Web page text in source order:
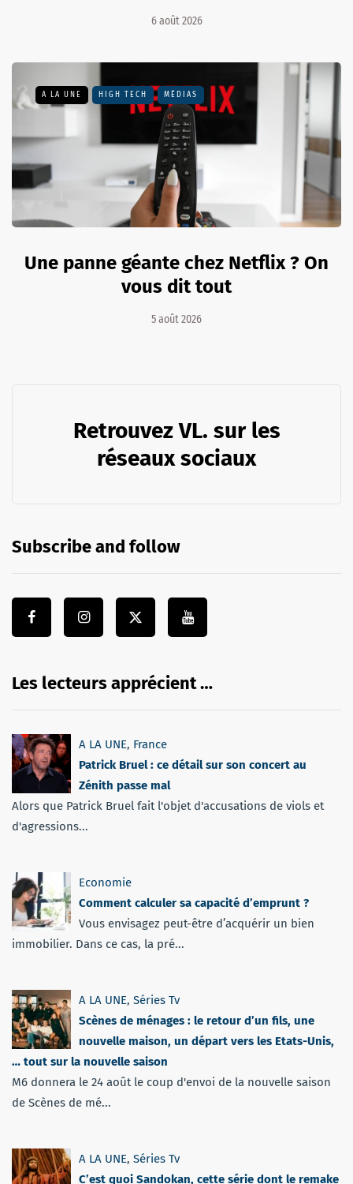
6 août 2026
A LA UNE HIGH TECH MÉDIAS
Une panne géante chez Netflix ? On
vous dit tout
5 août 2026
Retrouvez VL. sur les
réseaux sociaux
Subscribe and follow
Les lecteurs apprécient …
A LA UNE, France
Patrick Bruel : ce détail sur son concert au
Zénith passe mal
Alors que Patrick Bruel fait l'objet d'accusations de viols et
d'agressions...
Economie
Comment calculer sa capacité d’emprunt ?
Vous envisagez peut-être d’acquérir un bien
immobilier. Dans ce cas, la pré...
A LA UNE, Séries Tv
Scènes de ménages : le retour d’un fils, une
nouvelle maison, un départ vers les Etats-Unis,
… tout sur la nouvelle saison
M6 donnera le 24 août le coup d'envoi de la nouvelle saison
de Scènes de mé...
A LA UNE, Séries Tv
C’est quoi Sandokan, cette série dont le remake